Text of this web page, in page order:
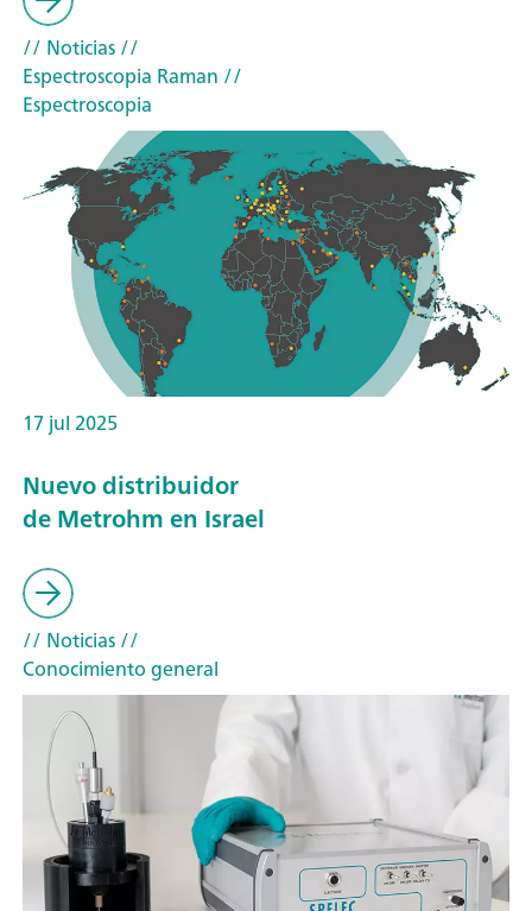
// Noticias//
Espectroscopia Raman //
Espectroscopia
17 jul 2025
Nuevo distribuidor
de Metrohm en Israel
// Noticias//
Conocimiento general